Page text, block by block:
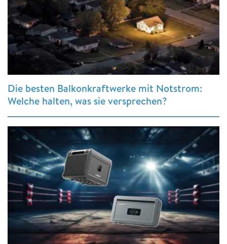
Die besten Balkonkraftwerke mit Notstrom:
Welche halten, was sie versprechen?